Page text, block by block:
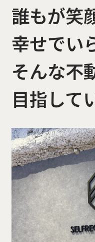
誰もが笑
幸せでい
そんな不
目指して